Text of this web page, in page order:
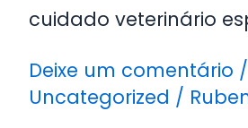
cuidado veterinário
Deixe um comentário /
Uncategorized /